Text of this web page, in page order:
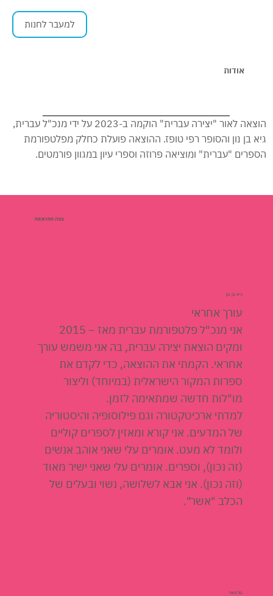
הוצאה לאור "יצירה עברית" הוקמה ב-2023 על ידי מנכ"ל עברית,
גיא בן נון והסופר רפי טופז. ההוצאה פועלת כחלק מפלטפורמת
הספרים "עברית" ומוציאה פרוזה וספרי עיון במגוון פורמטים.
אודות
צוותההוצאה
גיא בן נון
עורך אחראי
אני מנכ"ל פלטפורמת עברית מאז – 2015
ומקים הוצאת יצירה עברית, בה אני משמש עורך
אחראי. הקמתי את ההוצאה, כדי לקדם את
ספרות המקור הישראלית (במיוחד) וליצור
מו"לות חדשה שמתאימה לזמן.
למדתי ארכיטקטורה וגם פילוסופיה והיסטוריה
של המדעים. אני קורא ומאזין לספרים קוליים
ולומד לא מעט. אומרים עלי שאני אוהב אנשים
(זה נכון), וספרים. אומרים עלי שאני ישיר מאוד
(וזה נכון). אני אבא לשלושה, נשוי ובעלים של
הכלב "אשר".
טל פאר
למעבר לחנות